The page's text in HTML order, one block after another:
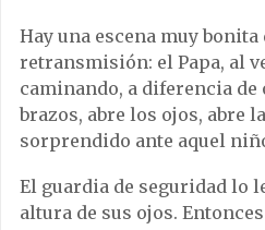
Hay una escena muy bonita
retransmisión: el Papa, al
caminando, a diferencia
brazos, abre los ojos, abre
sorprendido ante aquel
El guardia de seguridad lo
altura de sus ojos.